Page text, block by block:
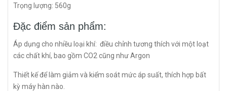
Trọng lượng: 560g
Đặc điểm sản phẩm:
Áp dụng cho nhiều loại khí: điều chỉnh tương thích với một loạt
các chất khí, bao gồm CO2 cũng như Argon
Thiết kế để làm giảm và kiểm soát mức áp suất, thích hợp bất
kỳ máy hàn nào.